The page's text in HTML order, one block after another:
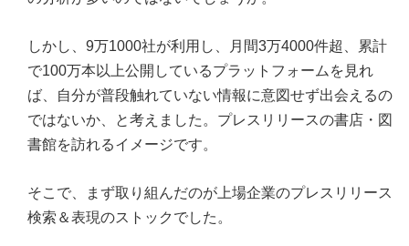
しかし、9万1000社が利用し、月間3万4000件超、累計
で100万本以上公開しているプラットフォームを見れ
ば、自分が普段触れていない情報に意図せず出会えるの
ではないか、と考えました。プレスリリースの書店・図
書館を訪れるイメージです。
そこで、まず取り組んだのが上場企業のプレスリリース
検索＆表現のストックでした。